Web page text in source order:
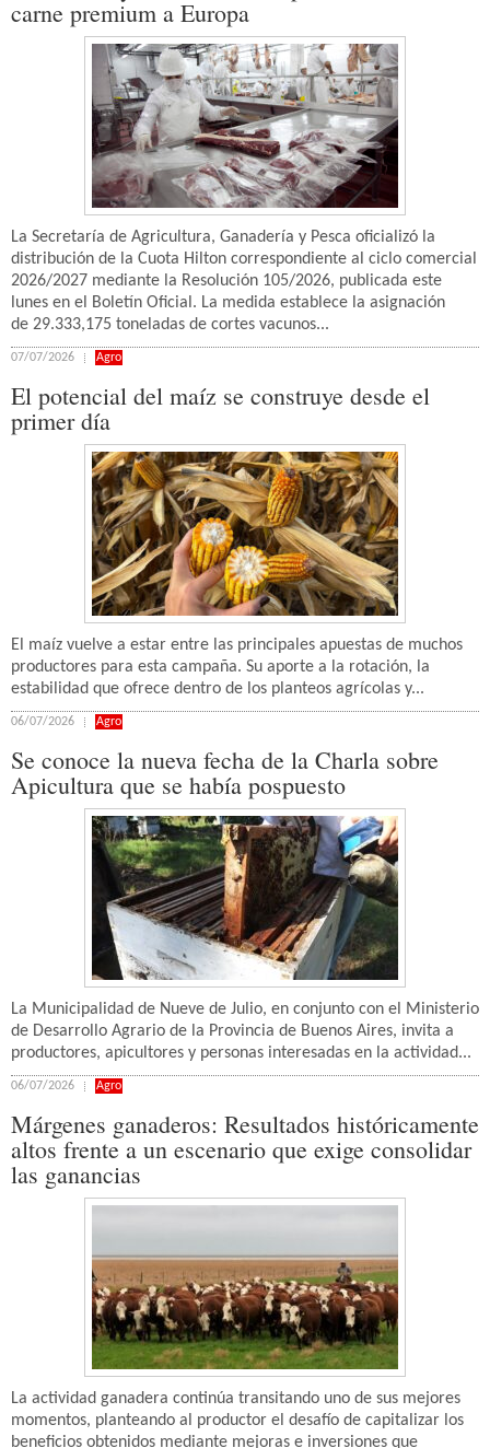
carne premium a Europa
La Secretaría de Agricultura, Ganadería y Pesca oficializó la
distribución de la Cuota Hilton correspondiente al ciclo comercial
2026/2027 mediante la Resolución 105/2026, publicada este
lunes en el Boletín Oficial. La medida establece la asignación
de 29.333,175 toneladas de cortes vacunos...
07/07/2026 Agro
El potencial del maíz se construye desde el
primer día
El maíz vuelve a estar entre las principales apuestas de muchos
productores para esta campaña. Su aporte a la rotación, la
estabilidad que ofrece dentro de los planteos agrícolas y...
06/07/2026 Agro
Se conoce la nueva fecha de la Charla sobre
Apicultura que se había pospuesto
La Municipalidad de Nueve de Julio, en conjunto con el Ministerio
de Desarrollo Agrario de la Provincia de Buenos Aires, invita a
productores, apicultores y personas interesadas en la actividad...
06/07/2026 Agro
Márgenes ganaderos: Resultados históricamente
altos frente a un escenario que exige consolidar
las ganancias
La actividad ganadera continúa transitando uno de sus mejores
momentos, planteando al productor el desafío de capitalizar los
beneficios obtenidos mediante mejoras e inversiones que